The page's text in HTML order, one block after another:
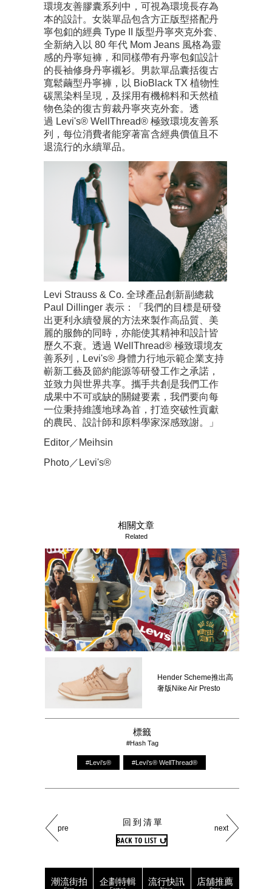
環境友善膠囊系列中，可視為環境長存為
本的設計。女裝單品包含方正版型搭配丹
寧包釦的經典 Type II 版型丹寧夾克外套、
全新納入以 80 年代 Mom Jeans 風格為靈
感的丹寧短褲，和同樣帶有丹寧包釦設計
的長袖修身丹寧襯衫。男款單品囊括復古
寬鬆繭型丹寧褲，以 BioBlack TX 植物性
碳黑染料呈現，及採用有機棉料和天然植
物色染的復古剪裁丹寧夾克外套。透
過 Levi's® WellThread® 極致環境友善系
列，每位消費者能穿著富含經典價值且不
退流行的永續單品。
Levi Strauss & Co. 全球產品創新副總裁
Paul Dillinger 表示：「我們的目標是研發
出更利永續發展的方法來製作高品質、美
麗的服飾的同時，亦能使其精神和設計皆
歷久不衰。透過 WellThread® 極致環境友
善系列，Levi's® 身體力行地示範企業支持
嶄新工藝及節約能源等研發工作之承諾，
並致力與世界共享。攜手共創是我們工作
成果中不可或缺的關鍵要素，我們要向每
一位秉持維護地球為首，打造突破性貢獻
的農民、設計師和原料學家深感致謝。」
Editor／Meihsin
Photo／Levi's®
相關文章
Related
Hender Scheme推出高
奢版Nike Air Presto
標籤
#Hash Tag
#Levi's® #Levi's® WellThread®
pre next
回到清單
潮流街拍 企劃特輯 流行快訊 店舖推薦